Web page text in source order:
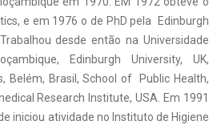
e em 1976 o de PhD pela Edinburgh
desde então na Universidade
Edinburgh University, UK,
Belém, Brasil, School of Public Health,
Research Institute, USA. Em 1991
iniciou atividade no Instituto de Higiene